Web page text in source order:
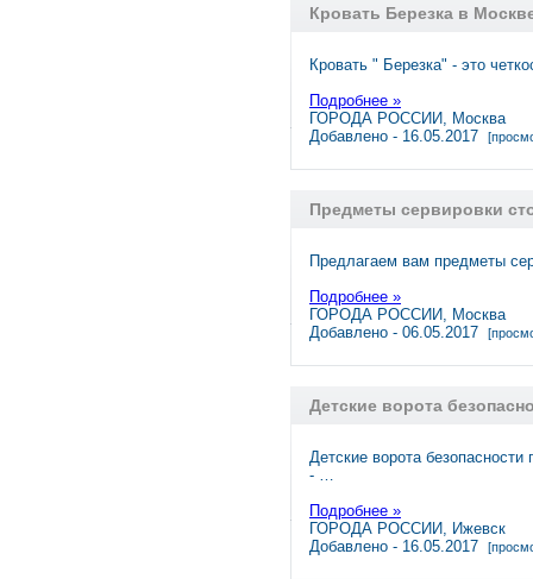
Кровать Березка в
Кровать " Березка" - это
Подробнее »
ГОРОДА РОССИИ, Москва
Добавлено - 16.05.2017
Предметы сервировки
Предлагаем вам предметы
Подробнее »
ГОРОДА РОССИИ, Москва
Добавлено - 06.05.2017
Детские ворота
Детские ворота
- …
Подробнее »
ГОРОДА РОССИИ, Ижевск
Добавлено - 16.05.2017